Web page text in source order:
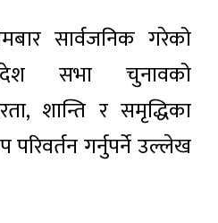
सार्वजनिक गरेको
सभा चुनावको
शान्ति र समृद्धिका
गर्नुपर्ने उल्लेख